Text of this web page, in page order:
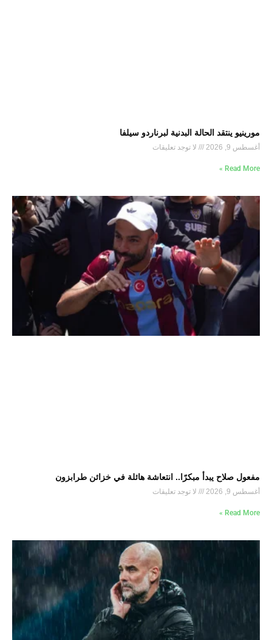
مورينيو ينتقد الحالة البدنية لبرناردو سيلفا
أغسطس 9, 2026 لا توجد تعليقات
Read More »
مفعول صلاح يبدأ مبكرًا.. انتعاشة هائلة في خزائن طرابزون
أغسطس 9, 2026 لا توجد تعليقات
Read More »